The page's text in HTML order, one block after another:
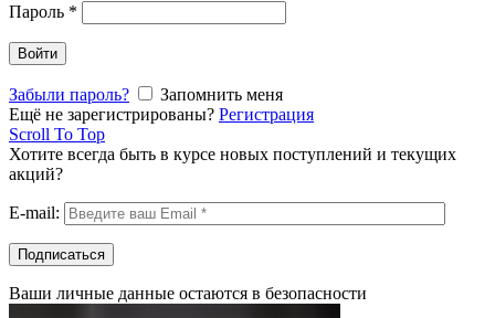
Пароль *
Войти
Забыли пароль?
Запомнить меня
Ещё не зарегистрированы? Регистрация
Scroll To Top
Хотите всегда быть в курсе новых поступлений и текущих
акций?
E-mail:
Ваши личные данные остаются в безопасности